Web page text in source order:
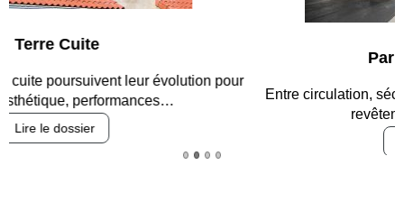
Entre circulation, sécurisation des accès, durabilité des